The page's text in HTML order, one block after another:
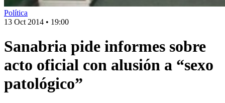
Política
13 Oct 2014 • 19:00
Sanabria pide informes sobre
acto oficial con alusión a “sexo
patológico”